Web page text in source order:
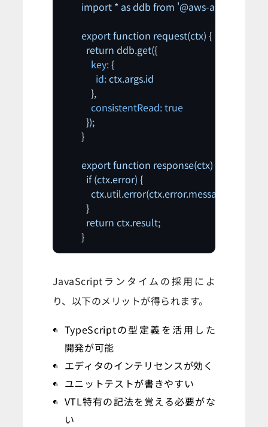
exportfunction request(ctx) {
return ddb.get({
key: {
id:ctx.args.id
            },
consistentRead:true
          }
);
        }
exportfunction response(ctx)
if (ctx.error) {
ctx.util.error(ctx.error.message
          }
return ctx.result;
        }
JavaScriptランタイムの採用によ
り、以下のメリットが得られます。
TypeScriptの型定義を活用した
開発が可能
エディタのインテリセンスが効く
ユニットテストが書きやすい
VTL特有の記法を覚える必要がな
い